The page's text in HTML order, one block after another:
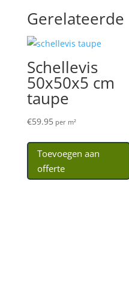
Schellevis
50x50x5 cm
taupe
€59.95per m²
Toevoegen aan
offerte